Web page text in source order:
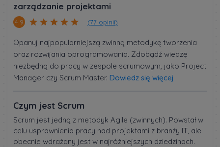
zarządzanie projektami
4.9 (77 opinii)
Opanuj najpopularniejszą zwinną metodykę tworzenia
oraz rozwijania oprogramowania. Zdobądź wiedzę
niezbędną do pracy w zespole scrumowym, jako Project
Manager czy Scrum Master. Dowiedz się więcej
Czym jest Scrum
Scrum jest jedną z metodyk Agile (zwinnych). Powstał w
celu usprawnienia pracy nad projektami z branży IT, ale
obecnie wdrażany jest w najróżniejszych dziedzinach.